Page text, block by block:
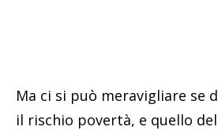
Ma ci si può meravigliare se
il rischio povertà, e quello